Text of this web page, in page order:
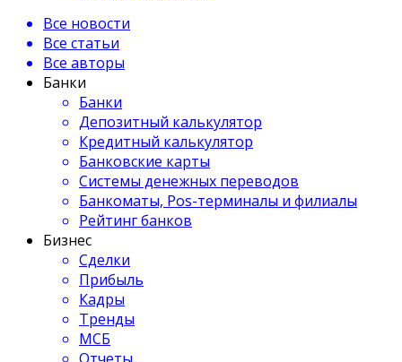
Все новости
Все статьи
Все авторы
Банки
Банки
Депозитный калькулятор
Кредитный калькулятор
Банковские карты
Системы денежных переводов
Банкоматы, Pos-терминалы и филиалы
Рейтинг банков
Бизнес
Сделки
Прибыль
Кадры
Тренды
МСБ